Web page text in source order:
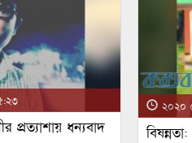
প্রত্যাশায় ধন্যবাদ
২০২০